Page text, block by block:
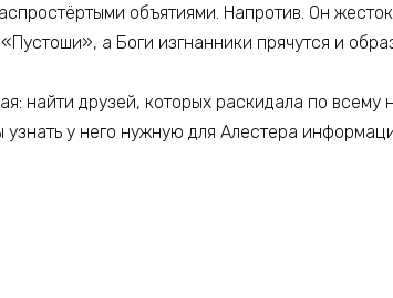
объятиями. Напротив. Он
а Боги изгнанники прячутся и
найти друзей, которых раскидала по всему
у него нужную для Алестера